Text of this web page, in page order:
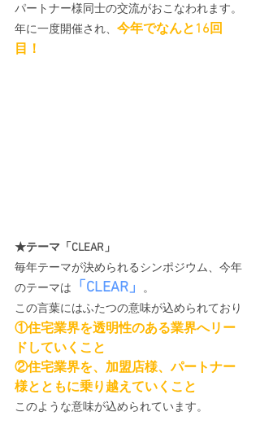
パートナー様同士の交流がおこなわれます。
年に一度開催され、 今年でなんと16回
目！
★テーマ「CLEAR」
毎年テーマが決められるシンポジウム、今年
のテーマは
「CLEAR」
。
この言葉にはふたつの意味が込められており
①住宅業界を透明性のある業界へリー
ドしていくこと
②住宅業界を、加盟店様、パートナー
様とともに乗り越えていくこと
このような意味が込められています。